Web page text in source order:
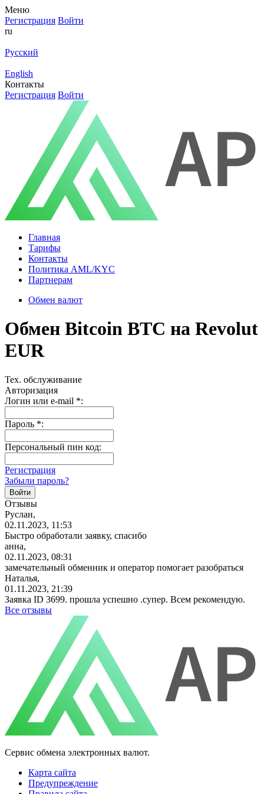
Меню
Регистрация Войти
ru
Русский
English
Контакты
Регистрация Войти
Главная
Тарифы
Контакты
Политика AML/KYC
Партнерам
Обмен валют
Обмен Bitcoin BTC на Revolut
EUR
Тех. обслуживание
Авторизация
Логин или e-mail *:
Пароль *:
Персональный пин код:
Регистрация
Забыли пароль?
Отзывы
Руслан,
02.11.2023, 11:53
Быстро обработали заявку, спасибо
анна,
02.11.2023, 08:31
замечательный обменник и оператор помогает разобраться
Наталья,
01.11.2023, 21:39
Заявка ID 3699. прошла успешно .супер. Всем рекомендую.
Все отзывы
Сервис обмена электронных валют.
Карта сайта
Предупреждение